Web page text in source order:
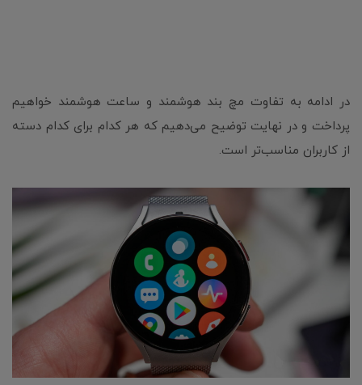
در ادامه به تفاوت مچ بند هوشمند و ساعت هوشمند خواهیم
پرداخت و در نهایت توضیح می‌دهیم که هر کدام برای کدام دسته
از کاربران مناسب‌تر است.